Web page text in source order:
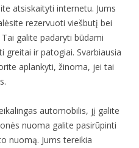
atsiskaityti internetu. Jums
rezervuoti viešbutį bei
galite padaryti būdami
greitai ir patogiai. Svarbiausia
aplankyti, žinoma, jei tai
automobilis, jį galite
nuoma galite pasirūpinti
nuomą. Jums tereikia